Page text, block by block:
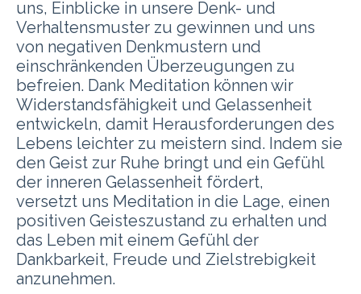
uns, Einblicke in unsere Denk- und
Verhaltensmuster zu gewinnen und uns
von negativen Denkmustern und
einschränkenden Überzeugungen zu
befreien. Dank Meditation können wir
Widerstandsfähigkeit und Gelassenheit
entwickeln, damit Herausforderungen des
Lebens leichter zu meistern sind. Indem sie
den Geist zur Ruhe bringt und ein Gefühl
der inneren Gelassenheit fördert,
versetzt uns Meditation in die Lage, einen
positiven Geisteszustand zu erhalten und
das Leben mit einem Gefühl der
Dankbarkeit, Freude und Zielstrebigkeit
anzunehmen.